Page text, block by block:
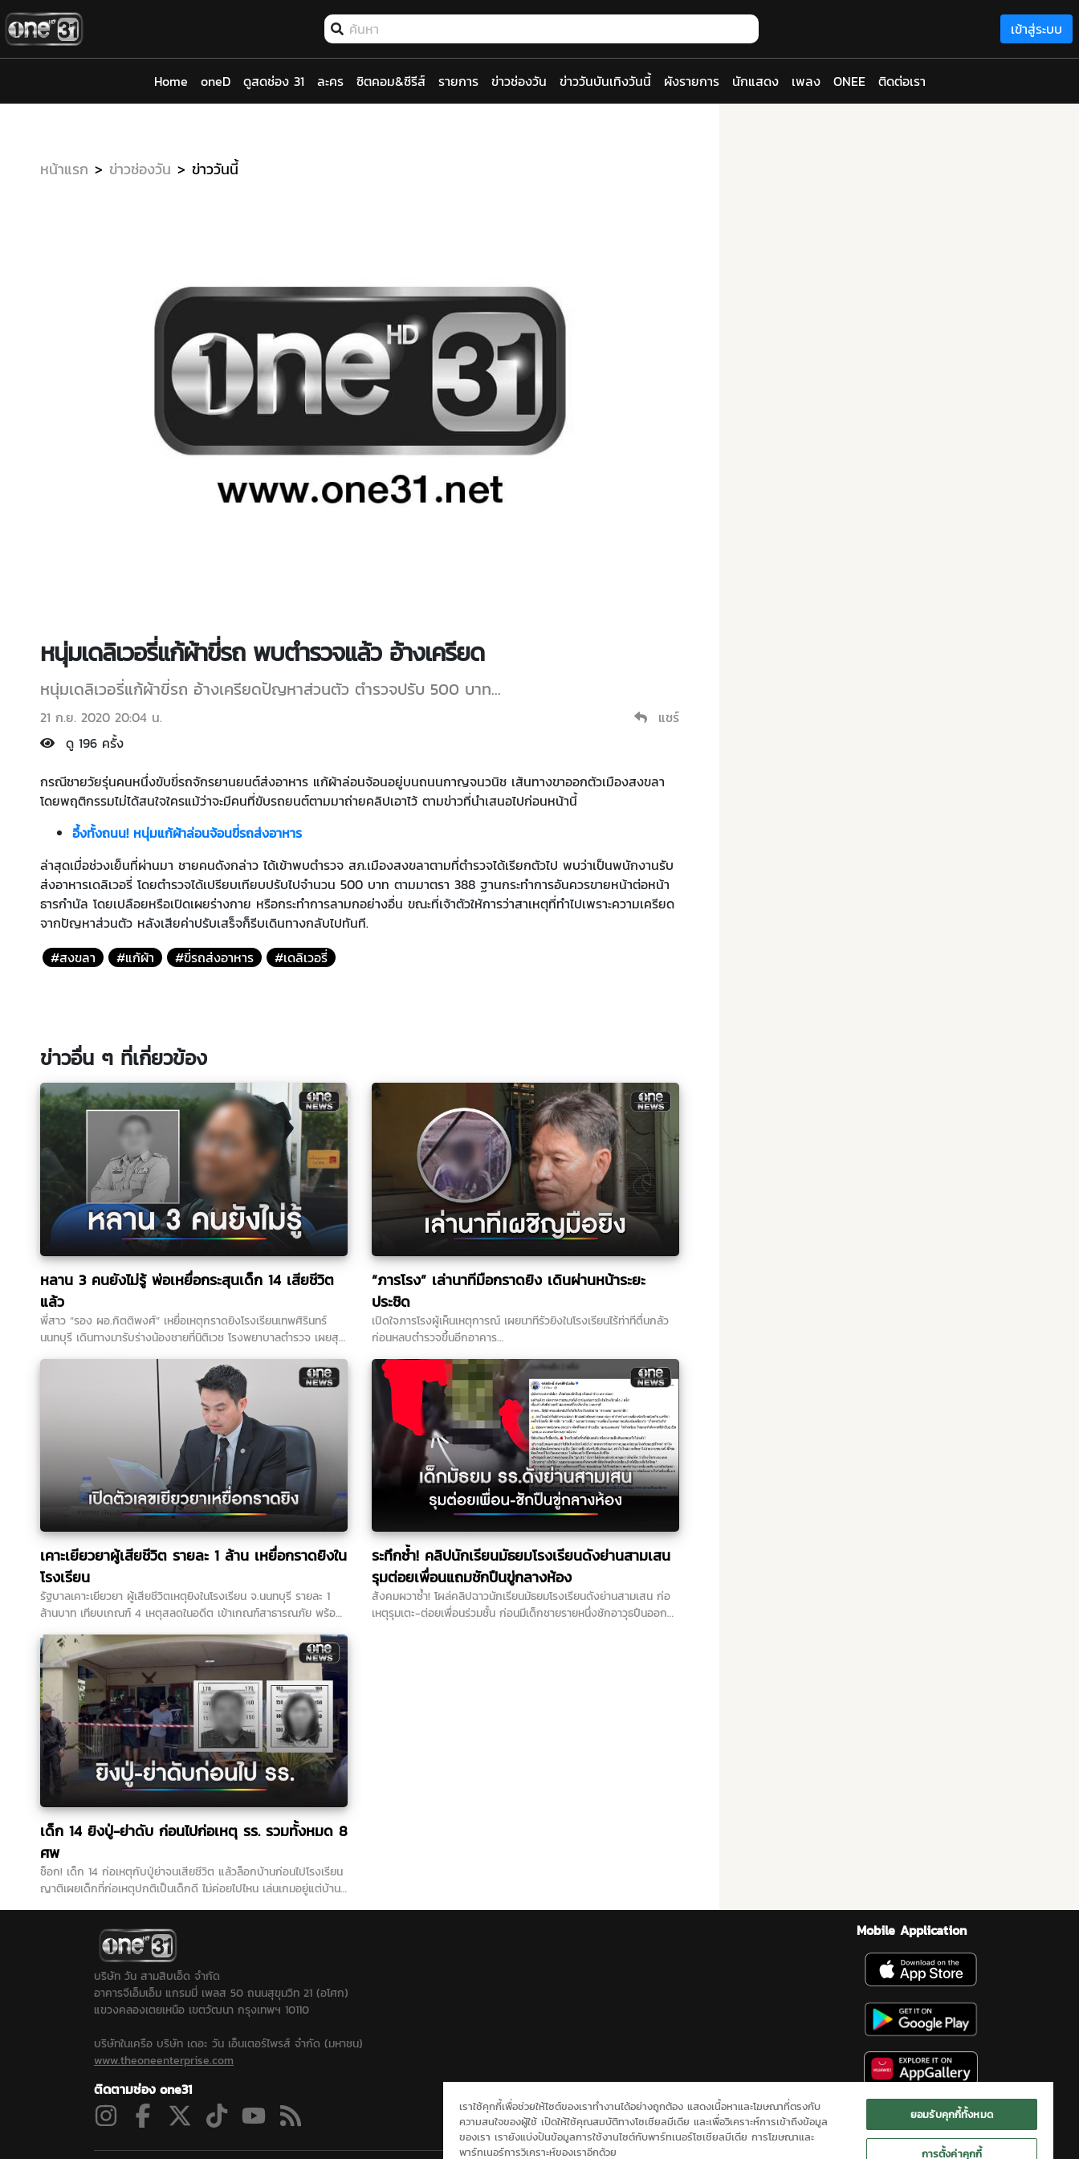
เข้าสู่ระบบ
Home oneD ดูสดช่อง 31 ละคร ซิตคอม&ซีรีส์ รายการ ข่าวช่องวัน ข่าววันบันเทิงวันนี้ ผังรายการ นักแสดง เพลง ONEE ติดต่อเรา
หน้าแรก ข่าวช่องวัน ข่าววันนี้
หนุ่มเดลิเวอรี่แก้ผ้าขี่รถ พบตำรวจแล้ว อ้างเครียด
หนุ่มเดลิเวอรี่แก้ผ้าขี่รถ อ้างเครียดปัญหาส่วนตัว ตำรวจปรับ 500 บาท...
21 ก.ย. 2020 20:04 น.
แชร์
ดู 196 ครั้ง
กรณีชายวัยรุ่นคนหนึ่งขับขี่รถจักรยานยนต์ส่งอาหาร แก้ผ้าล่อนจ้อนอยู่บนถนนกาญจนวนิช เส้นทางขาออกตัวเมืองสงขลา
โดยพฤติกรรมไม่ได้สนใจใครแม้ว่าจะมีคนที่ขับรถยนต์ตามมาถ่ายคลิปเอาไว้ ตามข่าวที่นำเสนอไปก่อนหน้านี้
อึ้งทั้งถนน! หนุ่มแก้ผ้าล่อนจ้อนขี่รถส่งอาหาร
ล่าสุดเมื่อช่วงเย็นที่ผ่านมา ชายคนดังกล่าว ได้เข้าพบตำรวจ สภ.เมืองสงขลาตามที่ตำรวจได้เรียกตัวไป พบว่าเป็นพนักงานรับ
ส่งอาหารเดลิเวอรี่ โดยตำรวจได้เปรียบเทียบปรับไปจำนวน 500 บาท ตามมาตรา 388 ฐานกระทำการอันควรขายหน้าต่อหน้า
ธารกำนัล โดยเปลือยหรือเปิดเผยร่างกาย หรือกระทำการลามกอย่างอื่น ขณะที่เจ้าตัวให้การว่าสาเหตุที่ทำไปเพราะความเครียด
จากปัญหาส่วนตัว หลังเสียค่าปรับเสร็จก็รีบเดินทางกลับไปทันที.
#สงขลา
#แก้ผ้า #ขี่รถส่งอาหาร #เดลิเวอรี่
ข่าวอื่น ๆ ที่เกี่ยวข้อง
หลาน 3 คนยังไม่รู้ พ่อเหยื่อกระสุนเด็ก 14 เสียชีวิต
แล้ว
พี่สาว “รอง ผอ.กิตติพงศ์” เหยื่อเหตุกราดยิงโรงเรียนเทพศิรินทร์
นนทบุรี เดินทางมารับร่างน้องชายที่นิติเวช โรงพยาบาลตำรวจ เผยสุด
“เขากล้ามาก เขาตายในหน้าที่” เตรียมนำร่างกลับประกอบพิธีที่บ้านเกิด
“ภารโรง” เล่านาทีมือกราดยิง เดินผ่านหน้าระยะ
ประชิด
เปิดใจภารโรงผู้เห็นเหตุการณ์ เผยนาทีรัวยิงในโรงเรียนไร้ท่าทีตื่นกลัว
ก่อนหลบตำรวจขึ้นอีกอาคาร...
เคาะเยียวยาผู้เสียชีวิต รายละ 1 ล้าน เหยื่อกราดยิงใน
โรงเรียน
รัฐบาลเคาะเยียวยา ผู้เสียชีวิตเหตุยิงในโรงเรียน จ.นนทบุรี รายละ 1
ล้านบาท เทียบเกณฑ์ 4 เหตุสลดในอดีต เข้าเกณฑ์สาธารณภัย พร้อม
ระทึกซ้ำ! คลิปนักเรียนมัธยมโรงเรียนดังย่านสามเสน
รุมต่อยเพื่อนแถมชักปืนขู่กลางห้อง
สังคมผวาซ้ำ! โผล่คลิปฉาวนักเรียนมัธยมโรงเรียนดังย่านสามเสน ก่อ
เหตุรุมเตะ-ต่อยเพื่อนร่วมชั้น ก่อนมีเด็กชายรายหนึ่งชักอาวุธปืนออกมา
เด็ก 14 ยิงปู่-ย่าดับ ก่อนไปก่อเหตุ รร. รวมทั้งหมด 8
ศพ
ช็อก! เด็ก 14 ก่อเหตุกับปู่ย่าจนเสียชีวิต แล้วล็อกบ้านก่อนไปโรงเรียน
ญาติเผยเด็กที่ก่อเหตุปกติเป็นเด็กดี ไม่ค่อยไปไหน เล่นเกมอยู่แต่บ้าน
ที่ผ่านมาทั้ง 3 คนดูรักกันดี...
บริษัท วัน สามสิบเอ็ด จำกัด
อาคารจีเอ็มเอ็ม แกรมมี่ เพลส 50 ถนนสุขุมวิท 21 (อโศก)
แขวงคลองเตยเหนือ เขตวัฒนา กรุงเทพฯ 10110
บริษัทในเครือ บริษัท เดอะ วัน เอ็นเตอร์ไพรส์ จำกัด (มหาชน)
www.theoneenterprise.com
ติดตามช่อง one31
Mobile Application
เราใช้คุกกี้เพื่อช่วยให้ไซต์ของเราทำงานได้อย่างถูกต้อง แสดงเนื้อหาและโฆษณาที่ตรงกับ
ความสนใจของผู้ใช้ เปิดให้ใช้คุณสมบัติทางโซเชียลมีเดีย และเพื่อวิเคราะห์การเข้าถึงข้อมูล
ของเรา เรายังแบ่งปันข้อมูลการใช้งานไซต์กับพาร์ทเนอร์โซเชียลมีเดีย การโฆษณาและ
พาร์ทเนอร์การวิเคราะห์ของเราอีกด้วย
ยอมรับคุกกี้ทั้งหมด
การตั้งค่าคุกกี้